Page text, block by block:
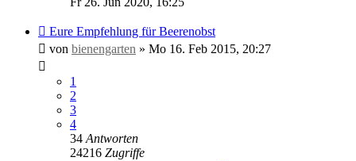
Eure Empfehlung für Beerenobst
von bienengarten » Mo 16. Feb 2015, 20:27
1
2
3
4
34 Antworten
24216 Zugriffe